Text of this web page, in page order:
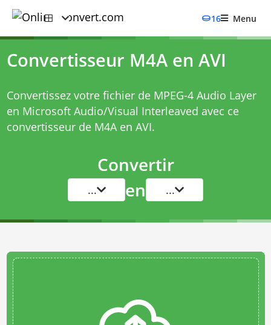
16 Menu
Convertisseur M4A en AVI
Convertissez votre fichier de MPEG-4 Audio Layer
en Microsoft Audio/Visual Interleaved avec ce
convertisseur de M4A en AVI.
Convertir
... en ...